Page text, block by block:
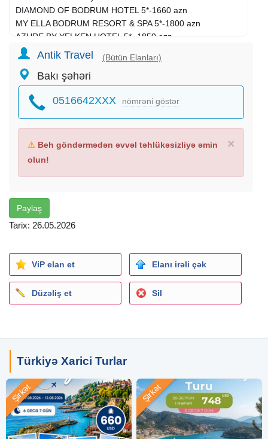
DIAMOND OF BODRUM HOTEL 5*-1660 azn
MY ELLA BODRUM RESORT & SPA 5*-1800 azn
AZURE BY YELKEN HOTEL 5* -1850 azn
GREEN BAY RESORT & SPA 5*-1900 azn
DUJA BODRUM 5*-1995 azn
LA BLANCHE RESORT & SPA 5*-2180 azn
SAMARA HOTEL 5*-2240 azn
KEFALUKA RESORT 5*-2600 azn
LA BLANCHE ISLAND BODRUM 5*-2730 azn
Qiymətə daxildir.
Sigorta
Qidalanma gündə 3-4 dəfə hər sey daxil sistemlə
30% ilkin ödəniş edib bron edə bilərsiniz.
Antik Travel (Bütün Elanları)
Bakı şəhəri
0516642XXX nömrəni göstər
×
⚠ Beh göndərmədən əvvəl təhlükəsizliyə əmin
olun!
Paylaş
Tarix: 26.05.2026
ViP elan et Elanı irəli çək
Düzəliş et Sil
Türkiyə Xarici Turlar
Şirkət Şirkət